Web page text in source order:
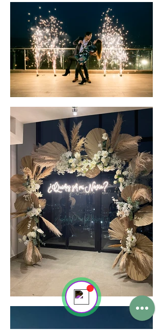
Send us a message
Online
💬 Start a conversation...